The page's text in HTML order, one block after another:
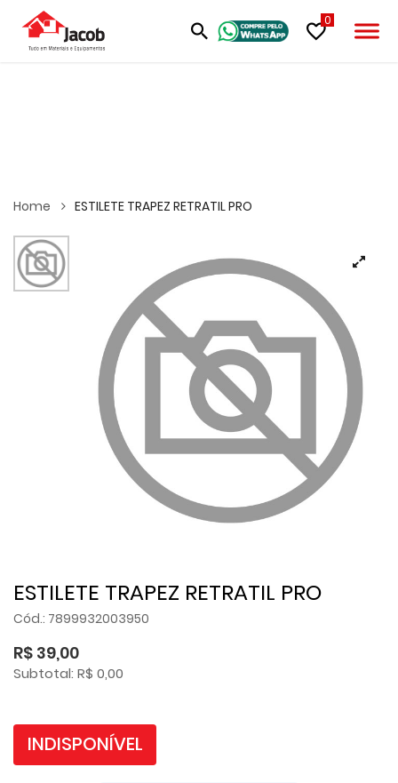
0
Home ESTILETE TRAPEZ RETRATIL PRO
ESTILETE TRAPEZ RETRATIL PRO
Cód.: 7899932003950
R$ 39,00
Subtotal: R$ 0,00
INDISPONÍVEL